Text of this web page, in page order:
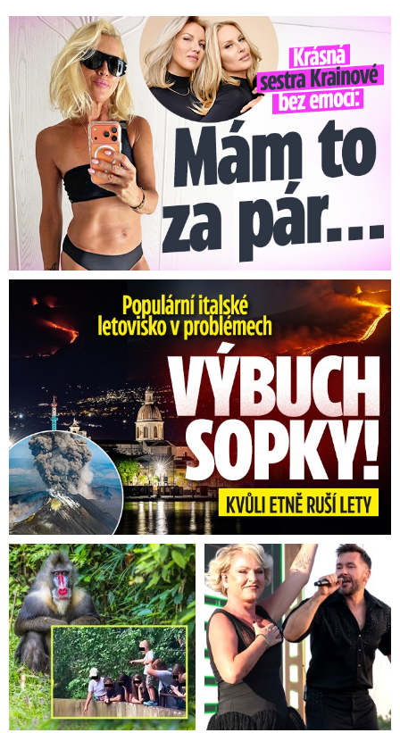
Krásná sestra Krainové bez emocí: Mám to za pár…
Erupce sicilské sopky Etny: Ruší desítky letů